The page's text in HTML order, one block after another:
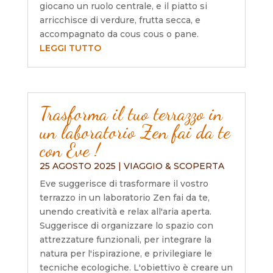
giocano un ruolo centrale, e il piatto si
arricchisce di verdure, frutta secca, e
accompagnato da cous cous o pane.
LEGGI TUTTO
Trasforma il tuo terrazzo in
un laboratorio Zen fai da te
con Eve !
25 AGOSTO 2025
VIAGGIO & SCOPERTA
Eve suggerisce di trasformare il vostro
terrazzo in un laboratorio Zen fai da te,
unendo creatività e relax all'aria aperta.
Suggerisce di organizzare lo spazio con
attrezzature funzionali, per integrare la
natura per l'ispirazione, e privilegiare le
tecniche ecologiche. L'obiettivo è creare un